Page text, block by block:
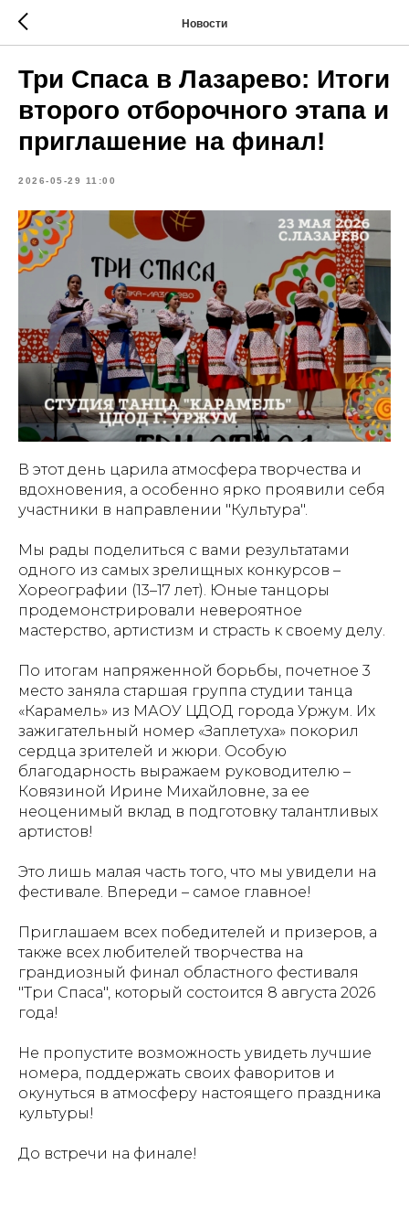
Новости
Три Спаса в Лазарево: Итоги
второго отборочного этапа и
приглашение на финал!
2026-05-29 11:00
В этот день царила атмосфера творчества и
вдохновения, а особенно ярко проявили себя
участники в направлении "Культура".
Мы рады поделиться с вами результатами
одного из самых зрелищных конкурсов –
Хореографии (13–17 лет). Юные танцоры
продемонстрировали невероятное
мастерство, артистизм и страсть к своему делу.
По итогам напряженной борьбы, почетное 3
место заняла старшая группа студии танца
«Карамель» из МАОУ ЦДОД города Уржум. Их
зажигательный номер «Заплетуха» покорил
сердца зрителей и жюри. Особую
благодарность выражаем руководителю –
Ковязиной Ирине Михайловне, за ее
неоценимый вклад в подготовку талантливых
артистов!
Это лишь малая часть того, что мы увидели на
фестивале. Впереди – самое главное!
Приглашаем всех победителей и призеров, а
также всех любителей творчества на
грандиозный финал областного фестиваля
"Три Спаса", который состоится 8 августа 2026
года!
Не пропустите возможность увидеть лучшие
номера, поддержать своих фаворитов и
окунуться в атмосферу настоящего праздника
культуры!
До встречи на финале!